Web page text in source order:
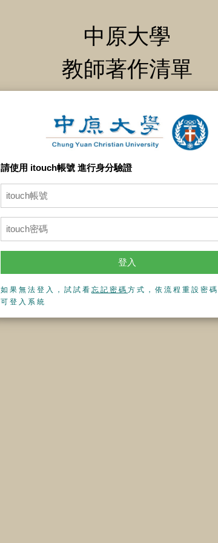
中原大學
教師著作清單
請使用 itouch帳號 進行身分驗證
登入
如果無法登入，試試看 忘記密碼 方式，依流程重設密
可登入系統